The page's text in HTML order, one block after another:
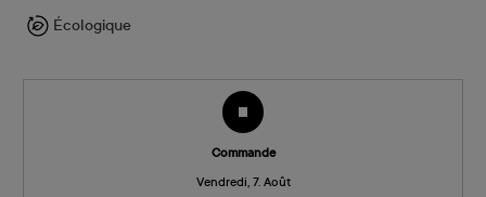
Écologique
Commande
Vendredi, 7. Août